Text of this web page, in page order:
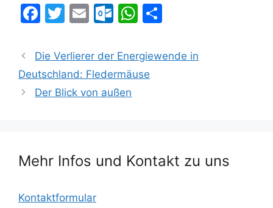
F
c
e
b
k
T
itt
er
E
ai
l
O
lo
o
k.
m
W
at
s
le
Die Verlierer der Energiewende in
Deutschland: Fledermäuse
Der Blick von außen
Mehr Infos und Kontakt zu uns
Kontaktformular